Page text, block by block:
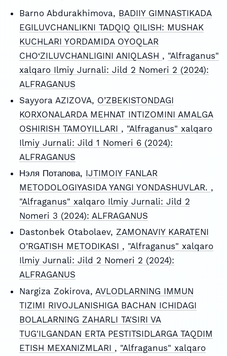
Barno Abdurakhimova, BADIIY GIMNASTIKADA
EGILUVCHANLIKNI TADQIQ QILISH: MUSHAK
KUCHLARI YORDAMIDA OYOQLAR
CHO‘ZILUVCHANLIGINI ANIQLASH , "Alfraganus"
xalqaro Ilmiy Jurnali: Jild 2 Nomeri 2 (2024):
ALFRAGANUS
Sayyora AZIZOVA, O’ZBEKISTONDAGI
KORXONALARDA MEHNAT INTIZOMINI AMALGA
OSHIRISH TAMOYILLARI , "Alfraganus" xalqaro
Ilmiy Jurnali: Jild 1 Nomeri 6 (2024):
ALFRAGANUS
Нэля Потапова, IJTIMOIY FANLAR
METODOLOGIYASIDA YANGI YONDASHUVLAR. ,
"Alfraganus" xalqaro Ilmiy Jurnali: Jild 2
Nomeri 3 (2024): ALFRAGANUS
Dastonbek Otabolaev, ZAMONAVIY KARATENI
O’RGATISH METODIKASI , "Alfraganus" xalqaro
Ilmiy Jurnali: Jild 2 Nomeri 2 (2024):
ALFRAGANUS
Nargiza Zokirova, AVLODLARNING IMMUN
TIZIMI RIVOJLANISHIGA BACHAN ICHIDAGI
BOLALARNING ZAHARLI TA'SIRI VA
TUG'ILGANDAN ERTA PESTITSIDLARGA TAQDIM
ETISH MEXANIZMLARI , "Alfraganus" xalqaro